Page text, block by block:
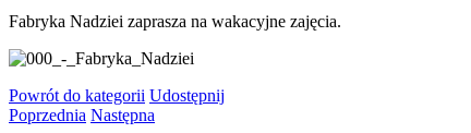
Fabryka Nadziei zaprasza na wakacyjne zajęcia.
Powrót do kategorii Udostępnij
Poprzednia Następna